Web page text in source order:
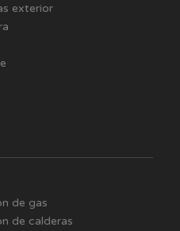
exterior
de gas
de calderas